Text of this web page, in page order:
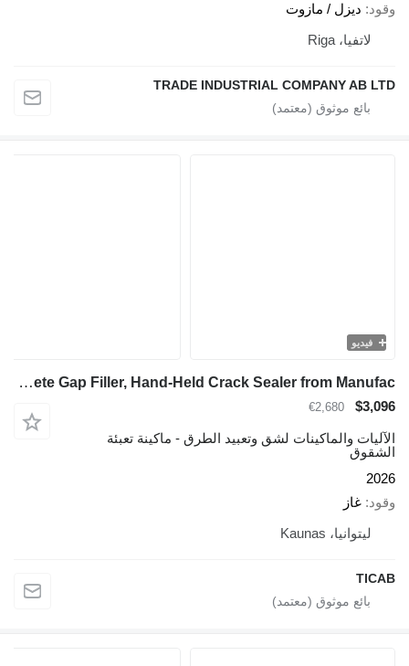
وقود ديزل / مازوت
لاتفيا، Riga
TRADE INDUSTRIAL COMPANY AB LTD
فيديو
TICAB Asphalt Concrete Gap Filler, Hand-Held Crack Sealer from Manufac
$3,096
€2,680
الآليات والماكينات لشق وتعبيد الطرق - ماكينة تعبئة
الشقوق
2026
وقود غاز
ليتوانيا، Kaunas
TICAB